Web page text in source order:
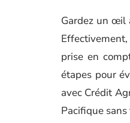
Gardez un œil
prise en
étapes pour
avec Crédit
Pacifique